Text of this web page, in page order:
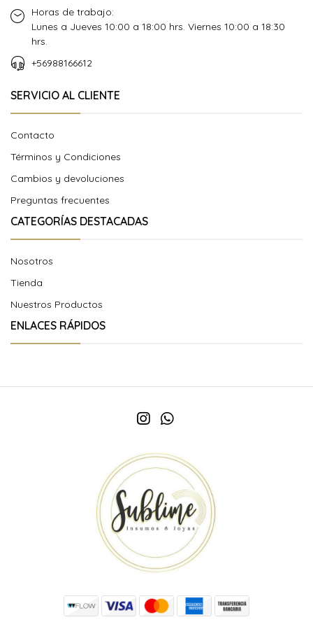
Horas de trabajo:
Lunes a Jueves 10:00 a 18:00 hrs. Viernes 10:00 a 18:30
hrs.
+56988166612
SERVICIO AL CLIENTE
Contacto
Términos y Condiciones
Cambios y devoluciones
Preguntas frecuentes
CATEGORÍAS DESTACADAS
Nosotros
Tienda
Nuestros Productos
ENLACES RÁPIDOS